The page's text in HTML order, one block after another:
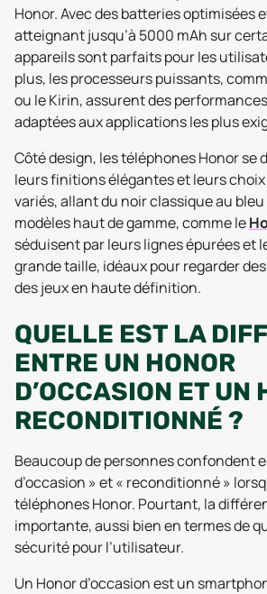
Honor. Avec des batteries optimisées
atteignant jusqu’à 5000 mAh sur
appareils sont parfaits pour les
plus, les processeurs puissants,
ou le Kirin, assurent des
adaptées aux applications les plus
Côté design, les téléphones Honor se
leurs finitions élégantes et leurs
variés, allant du noir classique au
modèles haut de gamme, comme le
séduisent par leurs lignes épurées et
grande taille, idéaux pour regarder
des jeux en haute définition.
QUELLE EST LA
ENTRE UN HONOR
D’OCCASION ET UN
RECONDITIONNÉ ?
Beaucoup de personnes confondent
d’occasion » et « reconditionné »
téléphones Honor. Pourtant, la
importante, aussi bien en termes de
sécurité pour l’utilisateur.
Un Honor d’occasion est un